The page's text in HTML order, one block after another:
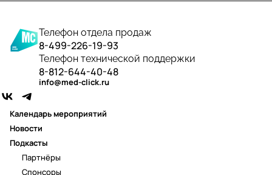
Телефон отдела продаж
8-499-226-19-93
Телефон технической поддержки
8-812-644-40-48
info@med-click.ru
Календарь мероприятий
Новости
Подкасты
Партнёры
Спонсоры